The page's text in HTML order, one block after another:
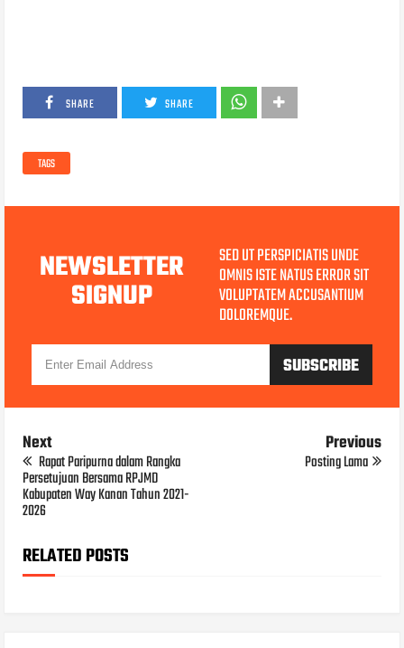
SHARE SHARE
TAGS
NEWSLETTER
SIGNUP
SED UT PERSPICIATIS UNDE
OMNIS ISTE NATUS ERROR SIT
VOLUPTATEM ACCUSANTIUM
DOLOREMQUE.
Next
Rapat Paripurna dalam Rangka
Persetujuan Bersama RPJMD
Kabupaten Way Kanan Tahun 2021-
2026
Previous
Posting Lama
RELATED POSTS